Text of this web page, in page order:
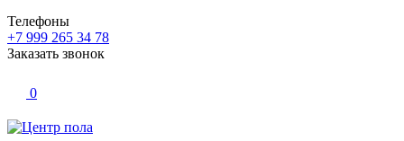
Телефоны
+7 999 265 34 78
Заказать звонок
0